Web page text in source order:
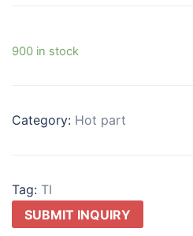
900 in stock
Category: Hot part
Tag: TI
SUBMIT INQUIRY